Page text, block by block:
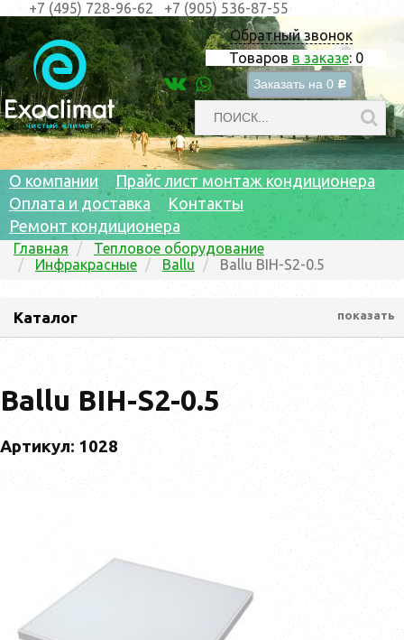
Обратный звонок
Товаров в заказе: 0
Заказать на 0 c
+7 (495) 728-96-62 +7 (905) 536-87-55
О компании
Прайс лист монтаж кондиционера
Оплата и доставка
Контакты
Ремонт кондиционера
Главная
Тепловое оборудование
Инфракрасные
Ballu Ballu BIH-S2-0.5
Каталог показать
Ballu BIH-S2-0.5
Артикул: 1028